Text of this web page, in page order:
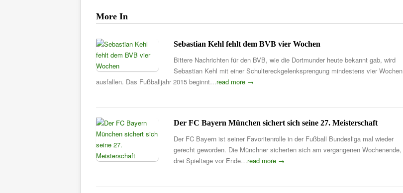
More In
Sebastian Kehl fehlt dem BVB vier Wochen
Bittere Nachrichten für den BVB, wie die Dortmunder heute bekannt gab, wird
Sebastian Kehl mit einer Schultereckgelenksprengung mindestens vier Wochen
ausfallen. Das Fußballjahr 2015 beginnt…read more →
Der FC Bayern München sichert sich seine 27. Meisterschaft
Der FC Bayern ist seiner Favoritenrolle in der Fußball Bundesliga mal wieder
gerecht geworden. Die Münchner sicherten sich am vergangenen Wochenende,
drei Spieltage vor Ende…read more →